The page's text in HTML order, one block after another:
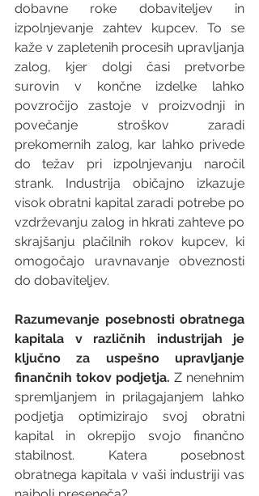
dobavne roke dobaviteljev in
izpolnjevanje zahtev kupcev. To se
kaže v zapletenih procesih upravljanja
zalog, kjer dolgi časi pretvorbe
surovin v končne izdelke lahko
povzročijo zastoje v proizvodnji in
povečanje stroškov zaradi
prekomernih zalog, kar lahko privede
do težav pri izpolnjevanju naročil
strank. Industrija običajno izkazuje
visok obratni kapital zaradi potrebe po
vzdrževanju zalog in hkrati zahteve po
skrajšanju plačilnih rokov kupcev, ki
omogočajo uravnavanje obveznosti
do dobaviteljev.
Razumevanje posebnosti obratnega
kapitala v različnih industrijah je
ključno za uspešno upravljanje
finančnih tokov podjetja. Z nenehnim
spremljanjem in prilagajanjem lahko
podjetja optimizirajo svoj obratni
kapital in okrepijo svojo finančno
stabilnost. Katera posebnost
obratnega kapitala v vaši industriji vas